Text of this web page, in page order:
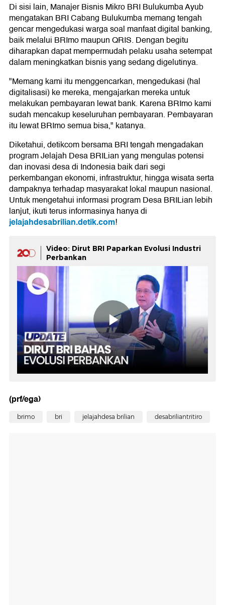
Di sisi lain, Manajer Bisnis Mikro BRI Bulukumba Ayub
mengatakan BRI Cabang Bulukumba memang tengah
gencar mengedukasi warga soal manfaat digital banking,
baik melalui BRImo maupun QRIS. Dengan begitu
diharapkan dapat mempermudah pelaku usaha setempat
dalam meningkatkan bisnis yang sedang digelutinya.
"Memang kami itu menggencarkan, mengedukasi (hal
digitalisasi) ke mereka, mengajarkan mereka untuk
melakukan pembayaran lewat bank. Karena BRImo kami
sudah mencakup keseluruhan pembayaran. Pembayaran
itu lewat BRImo semua bisa," katanya.
Diketahui, detikcom bersama BRI tengah mengadakan
program Jelajah Desa BRILian yang mengulas potensi
dan inovasi desa di Indonesia baik dari segi
perkembangan ekonomi, infrastruktur, hingga wisata serta
dampaknya terhadap masyarakat lokal maupun nasional.
Untuk mengetahui informasi program Desa BRILian lebih
lanjut, ikuti terus informasinya hanya di
jelajahdesabrilian.detik.com!
Video: Dirut BRI Paparkan Evolusi Industri
Perbankan
(prf/ega)
brimo bri jelajahdesa brilian desabriliantritiro